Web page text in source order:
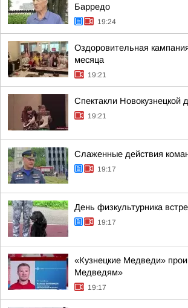
Барредо
19:24
Оздоровительная
месяца
19:21
Спектакли Новокузнецкой
19:21
Слаженные действия
19:17
День физкультурника
19:17
«Кузнецкие Медведи»
Медведям»
19:17